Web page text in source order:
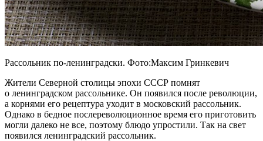
Рассольник по-ленинградски. Фото:Максим Гринкевич
Жители Северной столицы эпохи СССР помнят
о ленинградском рассольнике. Он появился после революции,
а корнями его рецептура уходит в московский рассольник.
Однако в бедное послереволюционное время его приготовить
могли далеко не все, поэтому блюдо упростили. Так на свет
появился ленинградский рассольник.